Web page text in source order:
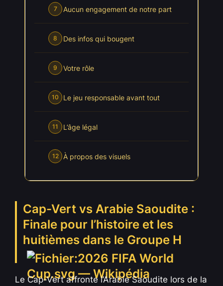
7 Aucun engagement de notre part
8 Des infos qui bougent
9 Votre rôle
10 Le jeu responsable avant tout
11 L’âge légal
12 À propos des visuels
Cap-Vert vs Arabie Saoudite :
Finale pour l’histoire et les
huitièmes dans le Groupe H
Le Cap-Vert affronte l’Arabie Saoudite lors de la